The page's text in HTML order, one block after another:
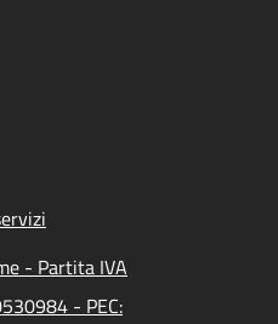
- Partita IVA
- PEC: